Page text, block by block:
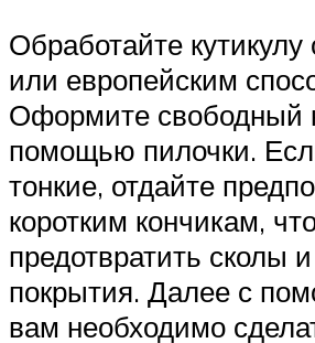
Обработайте
или европейским
Оформите свободный
помощью пилочки.
тонкие, отдайте
коротким кончикам,
предотвратить сколы
покрытия. Далее с
вам необходимо